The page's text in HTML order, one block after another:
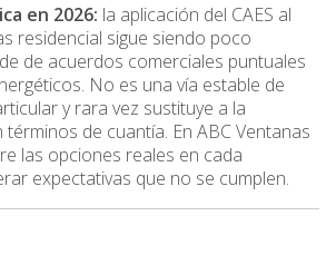
en 2026: la aplicación del CAES al
residencial sigue siendo poco
de acuerdos comerciales puntuales
No es una vía estable de
y rara vez sustituye a la
términos de cuantía. En ABC Ventanas
las opciones reales en cada
expectativas que no se cumplen.